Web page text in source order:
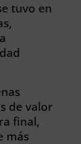
tuvo en
de valor
final,
más